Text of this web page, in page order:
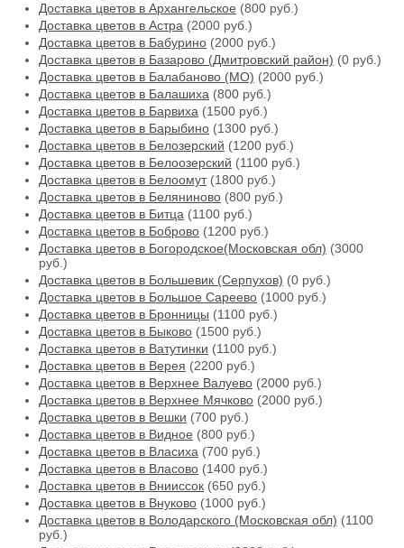
Доставка цветов в Архангельское (800 руб.)
Доставка цветов в Астра (2000 руб.)
Доставка цветов в Бабурино (2000 руб.)
Доставка цветов в Базарово (Дмитровский район) (0 руб.)
Доставка цветов в Балабаново (МО) (2000 руб.)
Доставка цветов в Балашиха (800 руб.)
Доставка цветов в Барвиха (1500 руб.)
Доставка цветов в Барыбино (1300 руб.)
Доставка цветов в Белозерский (1200 руб.)
Доставка цветов в Белоозерский (1100 руб.)
Доставка цветов в Белоомут(1800 руб.)
Доставка цветов в Беляниново (800 руб.)
Доставка цветов в Битца (1100 руб.)
Доставка цветов в Боброво (1200 руб.)
Доставка цветов в Богородское(Московская обл) (3000
руб.)
Доставка цветов в Большевик (Серпухов) (0 руб.)
Доставка цветов в Большое Сареево (1000 руб.)
Доставка цветов в Бронницы (1100 руб.)
Доставка цветов в Быково (1500 руб.)
Доставка цветов в Ватутинки (1100 руб.)
Доставка цветов в Верея (2200 руб.)
Доставка цветов в Верхнее Валуево (2000 руб.)
Доставка цветов в Верхнее Мячково (2000 руб.)
Доставка цветов в Вешки (700 руб.)
Доставка цветов в Видное (800 руб.)
Доставка цветов в Власиха (700 руб.)
Доставка цветов в Власово (1400 руб.)
Доставка цветов в Внииссок (650 руб.)
Доставка цветов в Внуково (1000 руб.)
Доставка цветов в Володарского (Московская обл) (1100
руб.)